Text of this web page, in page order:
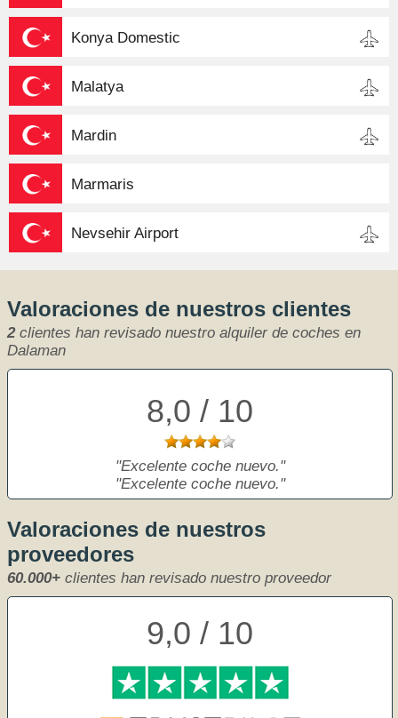
Konya Domestic
Malatya
Mardin
Marmaris
Nevsehir Airport
Valoraciones de nuestros clientes
2clientes han revisado nuestro alquiler de coches en
Dalaman
8,0 / 10
Excelente coche nuevo.
Excelente coche nuevo.
Valoraciones de nuestros
proveedores
60.000+ clientes han revisado nuestro proveedor
9,0 / 10